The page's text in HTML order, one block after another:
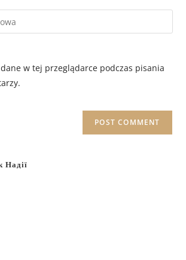
w tej przeglądarce podczas pisania
Надії